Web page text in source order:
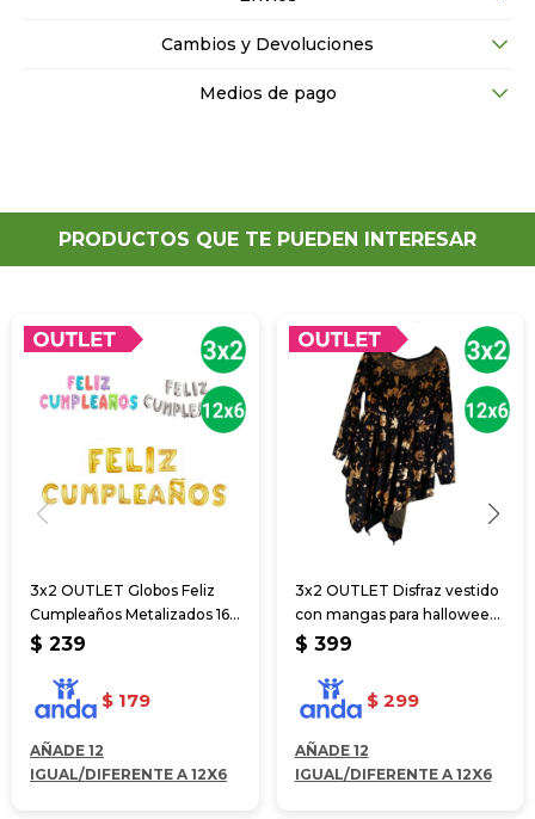
Cambios y Devoluciones
Medios de pago
PRODUCTOS QUE TE PUEDEN INTERESAR
3x2 OUTLET Globos Feliz
Cumpleaños Metalizados 16"
4 colores
$ 239
$ 179
AÑADE 12
IGUAL/DIFERENTE A 12X6
3x2 OUTLET Disfraz vestido
con mangas para halloween
65*25cm
$ 399
$ 299
AÑADE 12
IGUAL/DIFERENTE A 12X6